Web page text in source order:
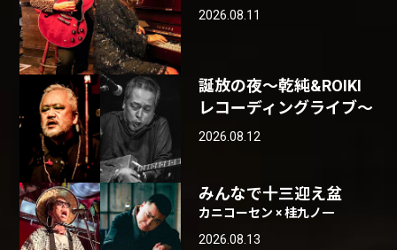
2026.08.11
誕放の夜〜乾純&ROIKI
レコーディングライブ〜
2026.08.12
みんなで十三迎え盆
カニコーセン × 桂九ノ一
2026.08.13